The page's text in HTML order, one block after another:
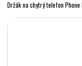
Držák na chytrý telefon Phone